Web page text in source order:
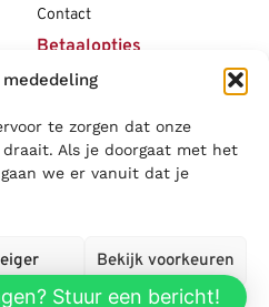
mededeling
te zorgen dat onze
Als je doorgaat met het
we er vanuit dat je
Bekijk voorkeuren
Contact
Betaalopties
Social media
|Speedo|Asics |Babolat|Falke
|
Stuur een bericht!